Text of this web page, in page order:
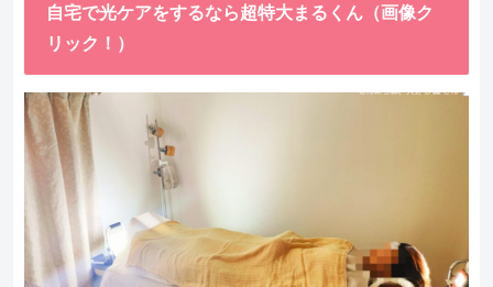
自宅で光ケアをするなら超特大まるくん（画像ク
リック！）